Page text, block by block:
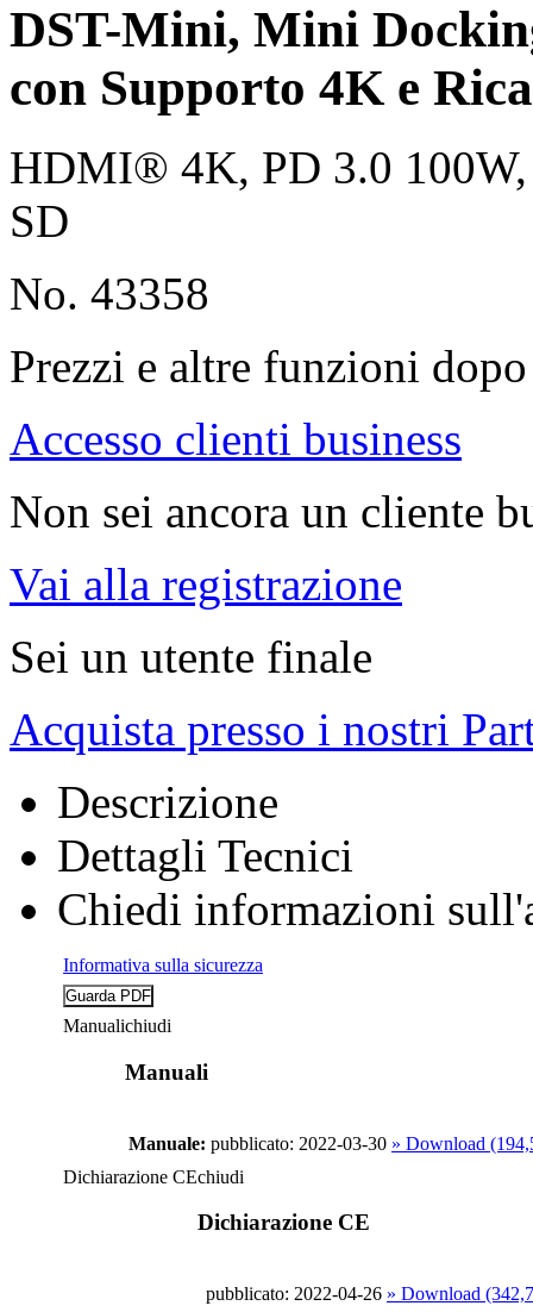
DST-Mini, Mini
con Supporto 4K e
HDMI® 4K, PD 3.0
SD
No. 43358
Prezzi e altre funzioni
Accesso clienti business
Non sei ancora un cliente
Vai alla registrazione
Sei un utente finale
Acquista presso i nostri
Descrizione
Dettagli Tecnici
Chiedi informazioni
Informativa sulla sicurezza
Manualichiudi
Manuali
Manuale: pubblicato: 2022-03-30 » Download
Dichiarazione CEchiudi
Dichiarazione CE
pubblicato: 2022-04-26 » Download